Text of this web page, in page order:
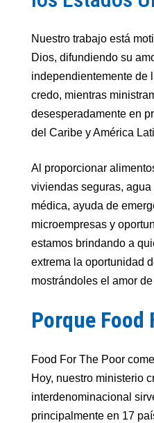
Nuestro trabajo está
Dios, difundiendo su
independientemente de
credo, mientras
desesperadamente en
del Caribe y América
Al proporcionar
viviendas seguras,
médica, ayuda de
microempresas y
estamos brindando a
extrema la oportunidad
mostrándoles el amor
Porque Food
Food For The Poor
Hoy, nuestro ministerio
interdenominacional
principalmente en 17